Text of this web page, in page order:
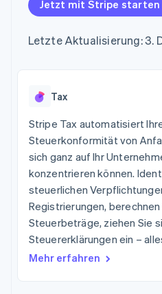
Zugriff auf mehr als
Terminal
Optimierung der
Autorisierungsraten
Link
Beschleunigter
Bezahlvorgang
Financial
Connections
Verbundene
Finanzdaten
Mehr
Product roadmap
SaaS
KI-
Creator
Gaming
Bewirtung,
Freizeit
Medien und
Öffentlicher
Marktplatz
geht´s
Verwaltung
Diensten mit
Ressourcen
App-
Code-
API-Status
Produkt-
Karriere
Stripe
Kontakt
Sales-Team
Partner
Jetzt mit Stripe starten
Letzte Aktualisierung: 3.
Tax
Stripe Tax automatisiert
Steuerkonformität von
sich ganz auf Ihr
konzentrieren können.
steuerlichen
Registrierungen,
Steuerbeträge, ziehen Sie
Steuererklärungen ein –
Mehr erfahren